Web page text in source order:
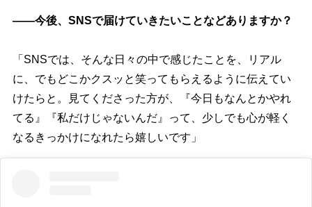
――今後、SNSで届けていきたいことなどありますか？
「SNSでは、そんな日々の中で感じたことを、リアル
に、でもどこかクスッと笑ってもらえるように伝えてい
けたらと。見てくださった方が、『今日もなんとかやれ
てる』『私だけじゃないんだ』って、少しでも心が軽く
なるきっかけになれたら嬉しいです」